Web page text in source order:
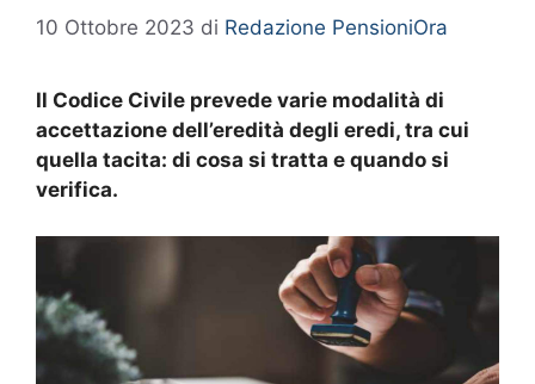
10 Ottobre 2023 di Redazione PensioniOra
Il Codice Civile prevede varie modalità di
accettazione dell’eredità degli eredi, tra cui
quella tacita: di cosa si tratta e quando si
verifica.